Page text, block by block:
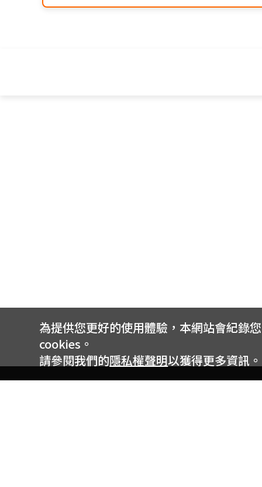
為提供您更好的使用體驗，本網站會紀錄
cookies。
請參閱我們的隱私權聲明以獲得更多資訊。